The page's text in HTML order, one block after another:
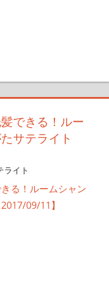
できる！ルー
サテライト
ライト